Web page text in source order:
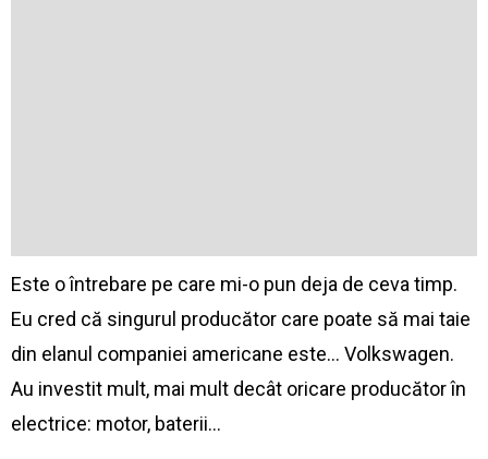
Este o întrebare pe care mi-o pun deja de ceva timp.
Eu cred că singurul producător care poate să mai taie
din elanul companiei americane este… Volkswagen.
Au investit mult, mai mult decât oricare producător în
electrice: motor, baterii…